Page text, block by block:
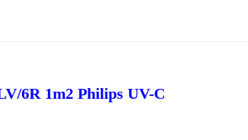
6R 1m2 Philips UV-C